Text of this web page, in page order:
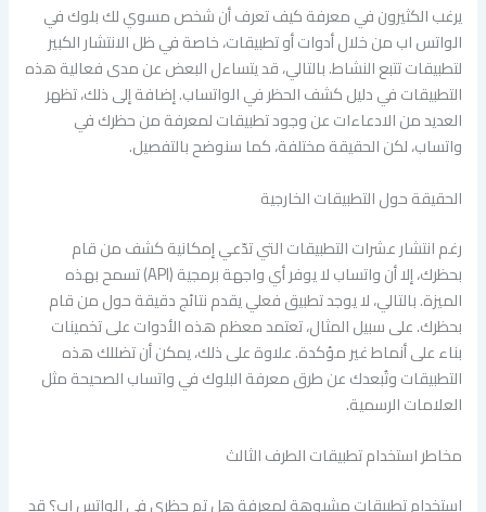
يرغب الكثيرون في معرفة كيف تعرف أن شخص مسوي لك بلوك في
الواتس اب من خلال أدوات أو تطبيقات، خاصة في ظل الانتشار الكبير
لتطبيقات تتبع النشاط. بالتالي، قد يتساءل البعض عن مدى فعالية هذه
التطبيقات في دليل كشف الحظر في الواتساب. إضافة إلى ذلك، تظهر
العديد من الادعاءات عن وجود تطبيقات لمعرفة من حظرك في
واتساب، لكن الحقيقة مختلفة، كما سنوضح بالتفصيل.
الحقيقة حول التطبيقات الخارجية
رغم انتشار عشرات التطبيقات التي تدّعي إمكانية كشف من قام
بحظرك، إلا أن واتساب لا يوفر أي واجهة برمجية (API) تسمح بهذه
الميزة. بالتالي، لا يوجد تطبيق فعلي يقدم نتائج دقيقة حول من قام
بحظرك. على سبيل المثال، تعتمد معظم هذه الأدوات على تخمينات
بناء على أنماط غير مؤكدة. علاوة على ذلك، يمكن أن تضللك هذه
التطبيقات وتُبعدك عن طرق معرفة البلوك في واتساب الصحيحة مثل
العلامات الرسمية.
مخاطر استخدام تطبيقات الطرف الثالث
استخدام تطبيقات مشبوهة لمعرفة هل تم حظري في الواتس اب؟ قد